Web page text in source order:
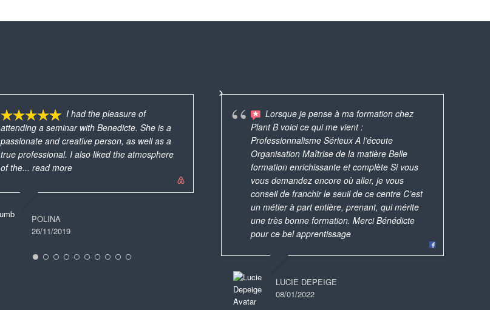
Une expérience que j'ai
vraiment appréciée et que je conseillerai à
mes amies ! Puis quel bonheur de repartir
avec un magnifique rouge à lèvres et un
vernis safe, à partager avec sa famille !
DÉBORAH LAZZERINI-GÉNIN
19/05/2025
I had the pleasure of
attending a seminar with Benedicte. She is a
passionate and creative person, as well as a
true professional. I also liked the atmosphere
of the... read more
POLINA
26/11/2019
Foram oficinas bastante
produtivas, realizadas de maneira profissional.
Vc tem antes de escolher os produtos que
quer fazer, para ela preparar o material e as
instruções. Eu Acabei... read more
KEMIE
12/11/2019
Lorsque je pense à ma formation chez
Plant B voici ce qui me vient :
Professionnalisme Sérieux A l’écoute
Organisation Maîtrise de la matière Belle
formation enrichissante et complète Si vous
vous demandez encore où aller, je vous
conseil de franchir le seuil de ce centre C’est
un métier à part entière, prenant, qui mérite
une très bonne formation. Merci Bénédicte
pour ce bel apprentissage
LUCIE DEPEIGE
08/01/2022